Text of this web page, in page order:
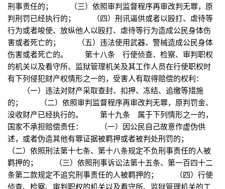
刑事责任的； （三）依照审判监督程序再审改判无罪，原
判刑罚已经执行的； （四）刑讯逼供或者以殴打、虐待等
行为或者唆使、放纵他人以殴打、虐待等行为造成公民身体伤
害或者死亡的； （五）违法使用武器、警械造成公民身体
伤害或者死亡的。 第十八条 行使侦查、检察、审判职权
的机关以及看守所、监狱管理机关及其工作人员在行使职权时
有下列侵犯财产权情形之一的，受害人有取得赔偿的权利：
（一）违法对财产采取查封、扣押、冻结、追缴等措施
的； （二）依照审判监督程序再审改判无罪，原判罚金、
没收财产已经执行的。 第十九条 属于下列情形之一的，
国家不承担赔偿责任： （一）因公民自己故意作虚伪供
述，或者伪造其他有罪证据被羁押或者被判处刑罚的；
（二）依照刑法第十七条、第十八条规定不负刑事责任的人被
羁押的； （三）依照刑事诉讼法第十五条、第一百四十二
条第二款规定不追究刑事责任的人被羁押的； （四）行使
侦查、检察、审判职权的机关以及看守所、监狱管理机关的工